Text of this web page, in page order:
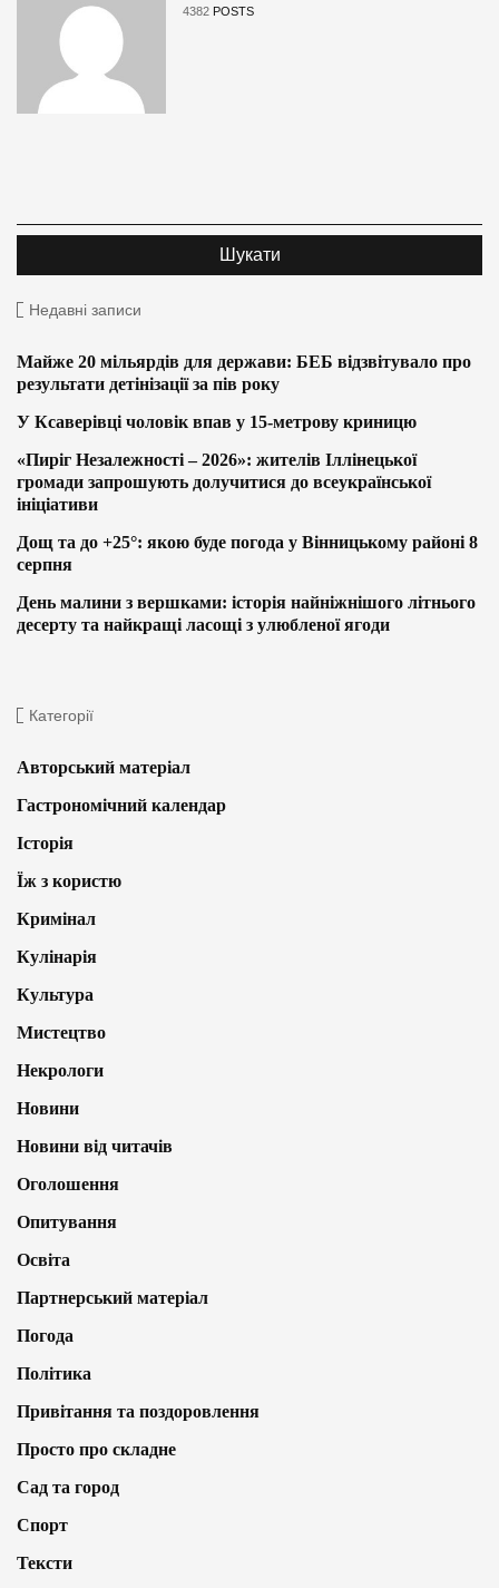
4382 POSTS
Недавні записи
Майже 20 мільярдів для держави: БЕБ відзвітувало про
результати детінізації за пів року
У Ксаверівці чоловік впав у 15-метрову криницю
«Пиріг Незалежності – 2026»: жителів Іллінецької
громади запрошують долучитися до всеукраїнської
ініціативи
Дощ та до +25°: якою буде погода у Вінницькому районі 8
серпня
День малини з вершками: історія найніжнішого літнього
десерту та найкращі ласощі з улюбленої ягоди
Категорії
Авторський матеріал
Гастрономічний календар
Історія
Їж з користю
Кримінал
Кулінарія
Культура
Мистецтво
Некрологи
Новини
Новини від читачів
Оголошення
Опитування
Освіта
Партнерський матеріал
Погода
Політика
Привітання та поздоровлення
Просто про складне
Сад та город
Спорт
Тексти